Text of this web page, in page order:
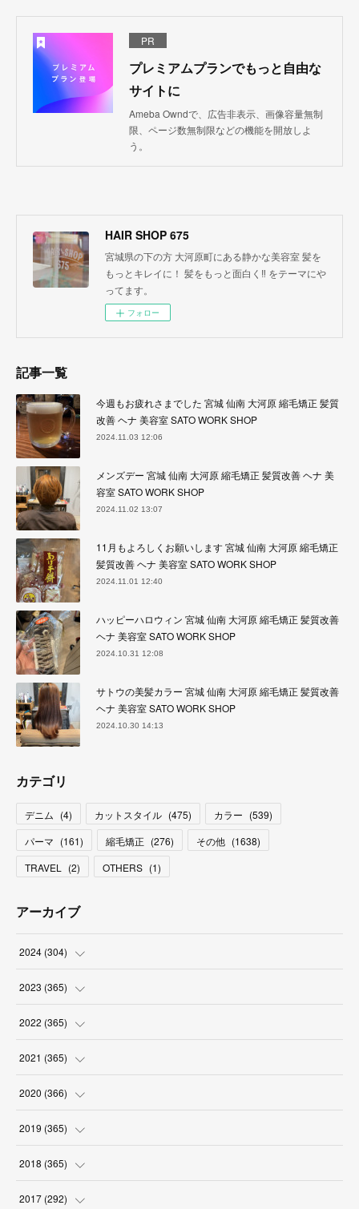
PR
プレミアムプランでもっと自由な
サイトに
Ameba Owndで、広告非表示、画像容量無制
限、ページ数無制限などの機能を開放しよ
う。
HAIR SHOP 675
宮城県の下の方 大河原町にある静かな美容室 髪を
もっとキレイに！ 髪をもっと面白く‼︎ をテーマにや
ってます。
フォロー
記事一覧
今週もお疲れさまでした 宮城 仙南 大河原 縮毛矯正 髪質
改善 ヘナ 美容室 SATO WORK SHOP
2024.11.03 12:06
メンズデー 宮城 仙南 大河原 縮毛矯正 髪質改善 ヘナ 美
容室 SATO WORK SHOP
2024.11.02 13:07
11月もよろしくお願いします 宮城 仙南 大河原 縮毛矯正
髪質改善 ヘナ 美容室 SATO WORK SHOP
2024.11.01 12:40
ハッピーハロウィン 宮城 仙南 大河原 縮毛矯正 髪質改善
ヘナ 美容室 SATO WORK SHOP
2024.10.31 12:08
サトウの美髪カラー 宮城 仙南 大河原 縮毛矯正 髪質改善
ヘナ 美容室 SATO WORK SHOP
2024.10.30 14:13
カテゴリ
デニム (4) カットスタイル (475) カラー (539)
パーマ (161) 縮毛矯正 (276) その他 (1638)
TRAVEL
(2) OTHERS (1)
アーカイブ
2024 (304)
(3)
(31
(30
(31
2023 (365)
(31
(30
(31
(30
2022 (365)
(31
(30
(31
(30
2021 (365)
(31
(30
(31
(30
2020 (366)
(31
(30
(31
2019 (365)
(31
(30
2018 (365)
(31
2017 (292)